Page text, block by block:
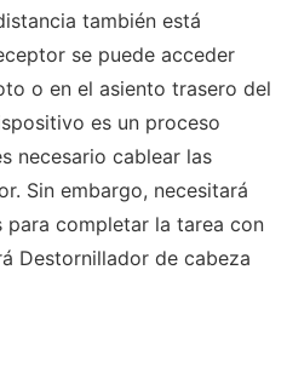
también está
se puede acceder
o en el asiento trasero del
es un proceso
necesario cablear las
Sin embargo, necesitará
para completar la tarea con
Destornillador de cabeza